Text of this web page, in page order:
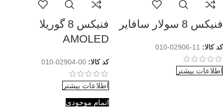
فنیکس 8 سولار سافایر
کد کالا: 11-02906-010
اطلاعات بیشتر
فنیکس 8 گوریلا
AMOLED
کد کالا: 00-02904-010
اطلاعات بیشتر
اتمام موجودی